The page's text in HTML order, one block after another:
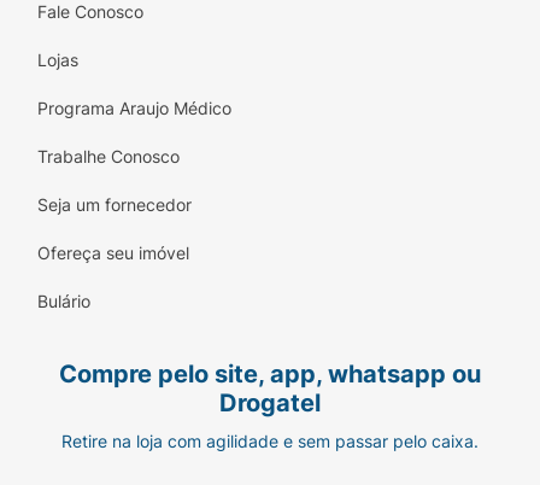
Fale Conosco
Lojas
Programa Araujo Médico
Trabalhe Conosco
Seja um fornecedor
Ofereça seu imóvel
Bulário
Compre pelo site, app, whatsapp ou
Drogatel
Retire na loja com agilidade e sem passar pelo caixa.